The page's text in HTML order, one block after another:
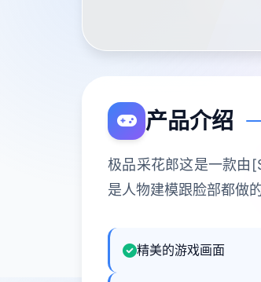
产品介绍
极品采花郎这是一款由
是人物建模跟脸部都做
精美的游戏画面